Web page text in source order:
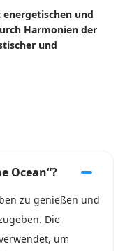
energetischen und
Harmonien der
und
Ocean“?
zu genießen und
Die
um